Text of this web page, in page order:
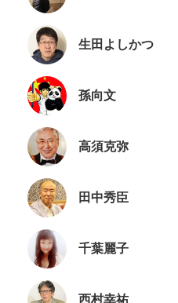
生田よしかつ
孫向文
高須克弥
田中秀臣
千葉麗子
西村幸祐